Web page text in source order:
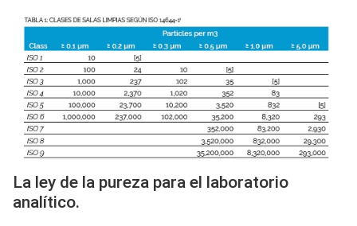
La ley de la pureza para el laboratorio
analítico.